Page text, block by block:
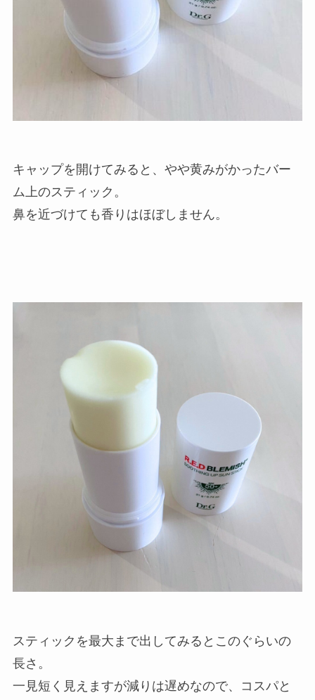
キャップを開けてみると、やや黄みがかったバー
ム上のスティック。
鼻を近づけても香りはほぼしません。
スティックを最大まで出してみるとこのぐらいの
長さ。
一見短く見えますが減りは遅めなので、コスパと